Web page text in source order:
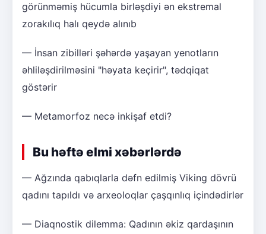
görünməmiş hücumla birləşdiyi ən ekstremal
zorakılıq halı qeydə alınıb
— İnsan zibilləri şəhərdə yaşayan yenotların
əhliləşdirilməsini "həyata keçirir", tədqiqat
göstərir
— Metamorfoz necə inkişaf etdi?
Bu həftə elmi xəbərlərdə
— Ağzında qabıqlarla dəfn edilmiş Viking dövrü
qadını tapıldı və arxeoloqlar çaşqınlıq içindədirlər
— Diaqnostik dilemma: Qadının əkiz qardaşının